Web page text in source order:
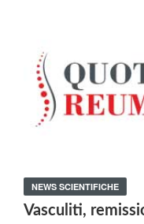
NEWS SCIENTIFICHE
Vasculiti,